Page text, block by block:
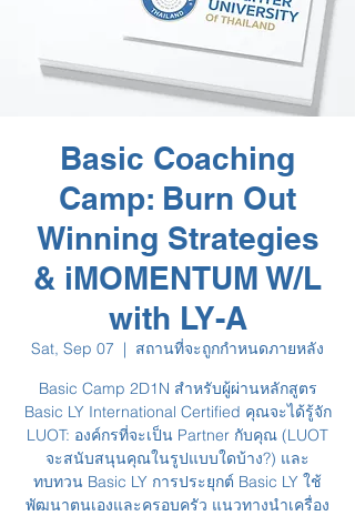
Basic Coaching
Camp: Burn Out
Winning Strategies
& iMOMENTUM W/L
with LY-A
Sat, Sep 07
  |
สถานที่จะถูกกำหนดภายหลัง
Basic Camp 2D1N สำหรับผู้ผ่านหลักสูตร
Basic LY International Certified คุณจะได้รู้จัก
LUOT: องค์กรที่จะเป็น Partner กับคุณ (LUOT
จะสนับสนุนคุณในรูปแบบใดบ้าง?) และ
ทบทวน Basic LY การประยุกต์ Basic LY ใช้
พัฒนาตนเองและครอบครัว แนวทางนำเครื่อง